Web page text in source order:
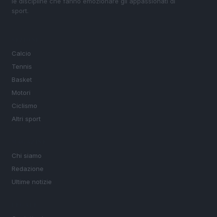
sport.
Calcio
Tennis
Basket
Motori
Ciclismo
Altri sport
Chi siamo
Redazione
Ultime notizie